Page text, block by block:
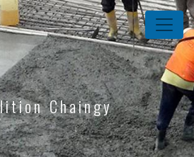
cookies
Chaingy